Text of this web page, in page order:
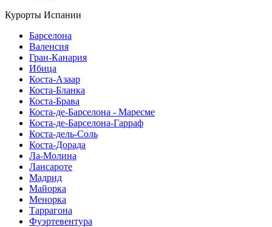
Курорты Испании
Барселона
Валенсия
Гран-Канария
Ибица
Коста-Азаар
Коста-Бланка
Коста-Брава
Коста-де-Барселона - Маресме
Коста-де-Барселона-Гарраф
Коста-дель-Соль
Коста-Дорада
Ла-Молина
Лансароте
Мадрид
Майорка
Менорка
Таррагона
Фуэртевентура